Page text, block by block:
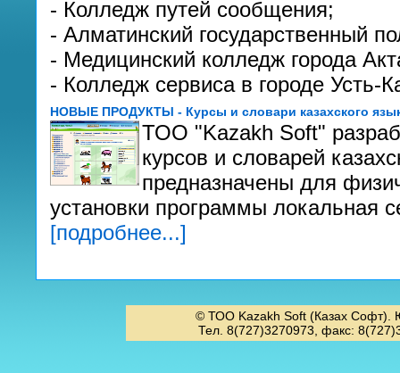
- Колледж путей сообщения;
- Алматинский государственный
- Медицинский колледж города
- Колледж сервиса в городе Усть-
НОВЫЕ ПРОДУКТЫ - Курсы и словари казахского
ТОО "Kazakh Soft"
курсов и словарей
предназначены для
установки программы локальная
[подробнее...]
© ТОО Kazakh Soft (Казах Софт).
Тел. 8(727)3270973, факс: